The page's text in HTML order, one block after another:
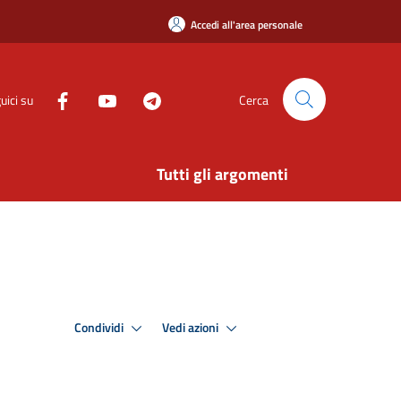
Accedi all'area personale
su Cerca
Tutti gli argomenti
Condividi Vedi azioni